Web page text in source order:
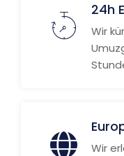
24h
Wir
Wir